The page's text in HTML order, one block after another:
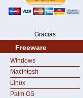
Gracias
Freeware
Windows
Macintosh
Linux
Palm OS